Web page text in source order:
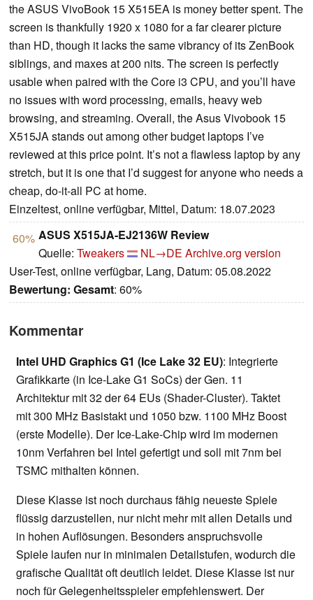
the ASUS VivoBook 15 X515EA is money better spent. The
screen is thankfully 1920 x 1080 for a far clearer picture
than HD, though it lacks the same vibrancy of its ZenBook
siblings, and maxes at 200 nits. The screen is perfectly
usable when paired with the Core i3 CPU, and you’ll have
no issues with word processing, emails, heavy web
browsing, and streaming. Overall, the Asus Vivobook 15
X515JA stands out among other budget laptops I’ve
reviewed at this price point. It’s not a flawless laptop by any
stretch, but it is one that I’d suggest for anyone who needs a
cheap, do-it-all PC at home.
Einzeltest, online verfügbar, Mittel, Datum: 18.07.2023
60% ASUS X515JA-EJ2136W Review
Quelle: Tweakers NL→DE Archive.org version
User-Test, online verfügbar, Lang, Datum: 05.08.2022
Bewertung: Gesamt: 60%
Kommentar
Intel UHD Graphics G1 (Ice Lake 32 EU): Integrierte
Grafikkarte (in Ice-Lake G1 SoCs) der Gen. 11
Architektur mit 32 der 64 EUs (Shader-Cluster). Taktet
mit 300 MHz Basistakt und 1050 bzw. 1100 MHz Boost
(erste Modelle). Der Ice-Lake-Chip wird im modernen
10nm Verfahren bei Intel gefertigt und soll mit 7nm bei
TSMC mithalten können.
Diese Klasse ist noch durchaus fähig neueste Spiele
flüssig darzustellen, nur nicht mehr mit allen Details und
in hohen Auflösungen. Besonders anspruchsvolle
Spiele laufen nur in minimalen Detailstufen, wodurch die
grafische Qualität oft deutlich leidet. Diese Klasse ist nur
noch für Gelegenheitsspieler empfehlenswert. Der